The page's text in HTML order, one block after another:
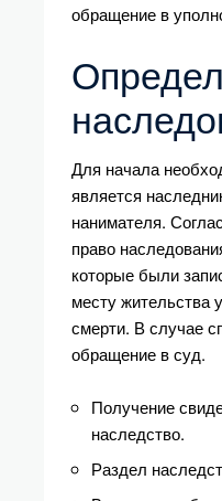
обращение в
Для начала
является
нанимателя.
право
которые были
месту жительства
смерти. В случае
обращение в суд.
Получение
наследство.
Раздел